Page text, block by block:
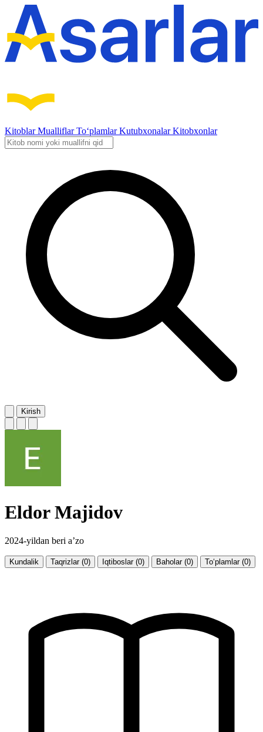
KitoblarMualliflarTo‘plamlarKutubxonalarKitobxonlar
Kirish
Eldor Majidov
2024-yildan beri a’zo
Kundalik Taqrizlar (0) Iqtiboslar (0) Baholar (0) To‘plamlar (0)